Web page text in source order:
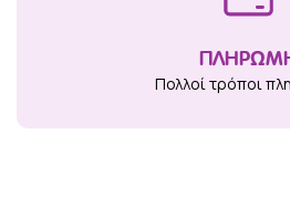
Πολλοί τρόποι